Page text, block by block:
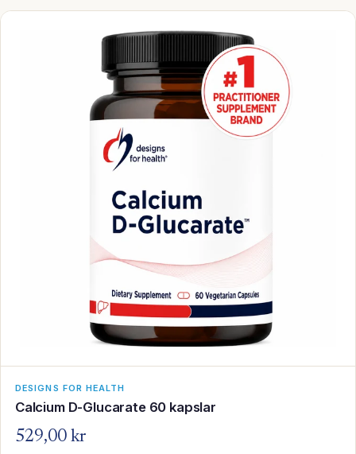
DESIGNS FOR HEALTH
Calcium D-Glucarate 60 kapslar
529,00 kr